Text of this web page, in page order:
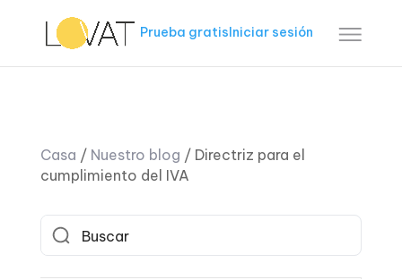
Prueba gratisIniciar sesión
Casa / Nuestro blog / Directriz para el
cumplimiento del IVA